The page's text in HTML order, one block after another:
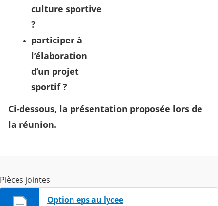
culture sportive
?
participer à
l’élaboration
d’un projet
sportif ?
Ci-dessous, la présentation proposée lors de
la réunion.
Pièces jointes
Option eps au lycee